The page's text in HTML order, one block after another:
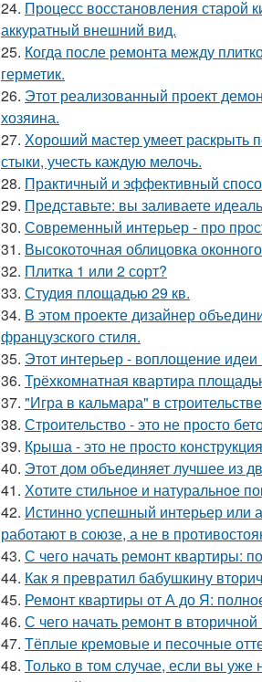
24. Процесс восстановления старой
аккуратный внешний вид.
25. Когда после ремонта между
герметик.
26. Этот реализованный проект
хозяина.
27. Хороший мастер умеет раскрыть
стыки, учесть каждую мелочь.
28. Практичный и эффективный
29. Представьте: вы заливаете
30. Современный интерьер - про
31. Высокоточная облицовка
32. Плитка 1 или 2 сорт?
33. Студия площадью 29 кв.
34. В этом проекте дизайнер
французского стиля.
35. Этот интерьер - воплощение
36. Трёхкомнатная квартира
37. "Игра в кальмара" в
38. Строительство - это не просто
39. Крыша - это не просто
40. Этот дом объединяет лучшее из
41. Хотите стильное и натуральное
42. Истинно успешный интерьер или
работают в союзе, а не в
43. С чего начать ремонт квартиры:
44. Как я превратил бабушкину
45. Ремонт квартиры от А до Я:
46. С чего начать ремонт в
47. Тёплые кремовые и песочные
48. Только в том случае, если вы уже